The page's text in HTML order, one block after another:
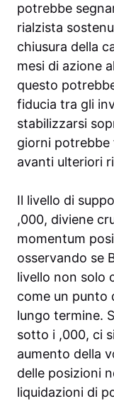
potrebbe
rialzista
chiusura della
mesi di azione
questo
fiducia tra gli
stabilizzarsi
giorni potrebbe
avanti ulteriori
Il livello di
,000, diviene
momentum
osservando se
livello non solo
come un punto
lungo termine.
sotto i ,000, ci
aumento della
delle posizioni
liquidazioni di